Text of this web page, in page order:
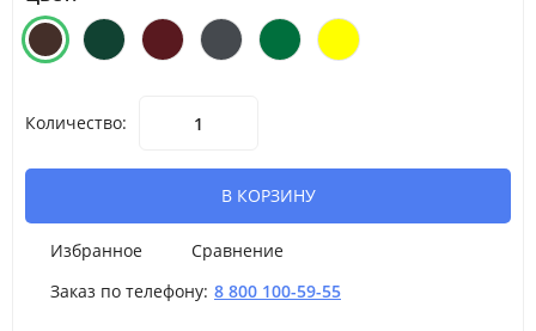
Количество:
В КОРЗИНУ
Избранное
Сравнение
Заказ по телефону: 8 800 100-59-55